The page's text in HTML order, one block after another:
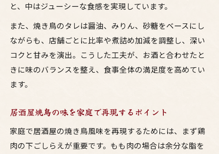
と、中はジューシーな食感を実現しています。
また、焼き鳥のタレは醤油、みりん、砂糖をベースにし
ながらも、店舗ごとに比率や煮詰め加減を調整し、深い
コクと甘みを演出。こうした工夫が、お酒と合わせたと
きに味のバランスを整え、食事全体の満足度を高めてい
ます。
居酒屋焼鳥の味を家庭で再現するポイント
家庭で居酒屋の焼き鳥風味を再現するためには、まず鶏
肉の下ごしらえが重要です。もも肉の場合は余分な脂を